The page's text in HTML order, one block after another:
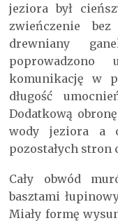
jeziora był
zwieńczenie
drewniany
poprowadzono
komunikację w
długość
Dodatkową
wody jeziora a
pozostałych stron
Cały obwód
basztami
Miały formę